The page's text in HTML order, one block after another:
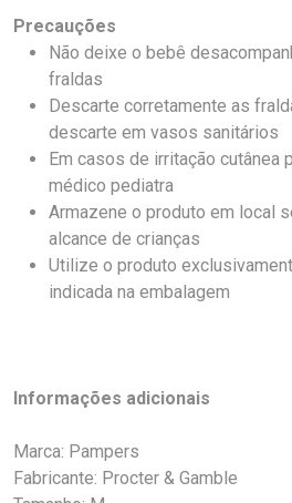
Precauções
Não deixe o bebê
fraldas
Descarte corretamente as
descarte em vasos sanitários
Em casos de irritação cutânea
médico pediatra
Armazene o produto em local
alcance de crianças
Utilize o produto
indicada na embalagem
Informações adicionais
Marca: Pampers
Fabricante: Procter & Gamble